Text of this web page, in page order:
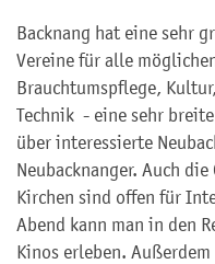
Backnang hat eine sehr
Vereine für alle
Brauchtumspflege,
Technik - eine sehr
über interessierte
Neubacknanger. Auch
Kirchen sind offen für
Abend kann man in den
Kinos erleben.